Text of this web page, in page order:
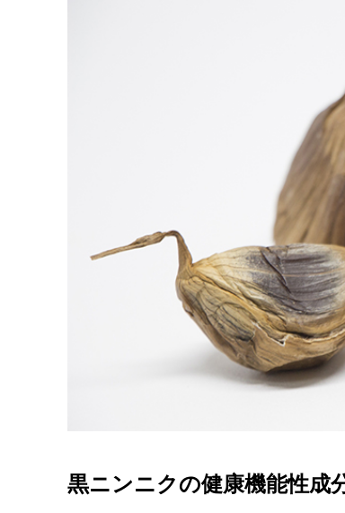
黒ニンニクの健康機能性